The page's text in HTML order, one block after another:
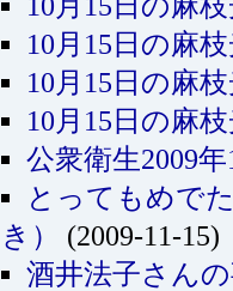
10月15日の麻
10月15日の麻
10月15日の麻
公衆衛生2009
とってもめで
き）
(2009-11-15)
酒井法子さん